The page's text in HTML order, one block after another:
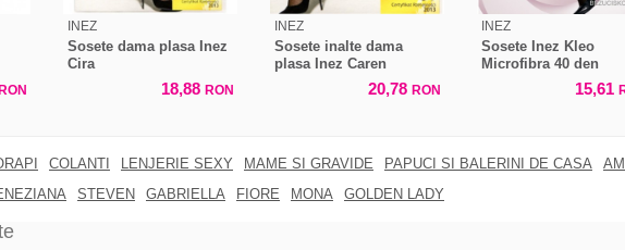
INEZ
Sosete dama plasa Inez
Cira
18,88 RON
INEZ
Sosete inalte dama
plasa Inez Caren
20,78 RON
INEZ
Sosete Inez Kleo
Microfibra 40 den
15,61
COLANTI LENJERIE SEXY MAME SI GRAVIDE PAPUCI SI BALERINI DE CASA
STEVEN GABRIELLA FIORE MONA GOLDEN LADY